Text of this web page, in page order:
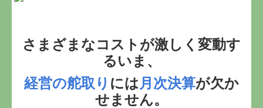
メンバー紹介
事務所の一部をご紹介
さまざまなコストが激しく変動す
るいま、
経営の舵取り には 月次決算が欠か
せません。